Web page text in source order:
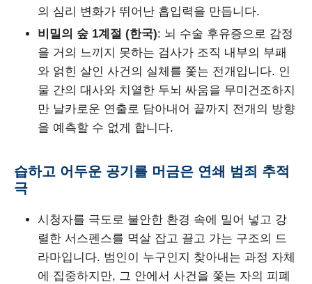
의 심리 변화가 뛰어난 흡입력을 만듭니다.
비밀의 숲 1계절 (한국): 뇌 수술 후유증으로 감정
을 거의 느끼지 못하는 검사가 조직 내부의 부패
와 얽힌 살인 사건의 실체를 쫓는 전개입니다. 인
물 간의 대사와 치열한 두뇌 싸움을 무미건조하지
만 날카로운 연출로 담아내어 끝까지 전개의 방향
을 예측할 수 없게 합니다.
습하고 어두운 공기를 머금은 연쇄 범죄 추적
극
시청자를 극도로 불안한 환경 속에 밀어 넣고 강
렬한 서스펜스를 멱살 잡고 끌고 가는 구조의 드
라마입니다. 범인이 누구인지 찾아내는 과정 자체
에 집중하지만, 그 안에서 사건을 쫓는 자의 피폐